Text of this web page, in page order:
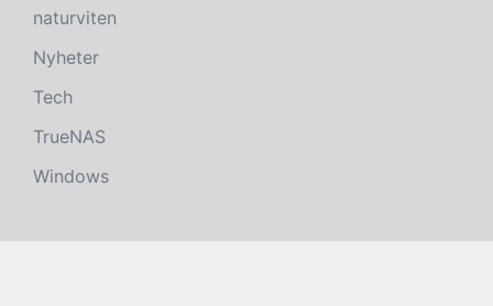
naturviten
Nyheter
Tech
TrueNAS
Windows